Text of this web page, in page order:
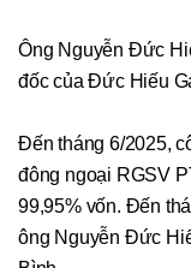
Ông Nguyễn Đức
đốc của Đức Hiếu
Đến tháng 6/2025,
đông ngoại RGSV
99,95% vốn. Đến
ông Nguyễn Đức